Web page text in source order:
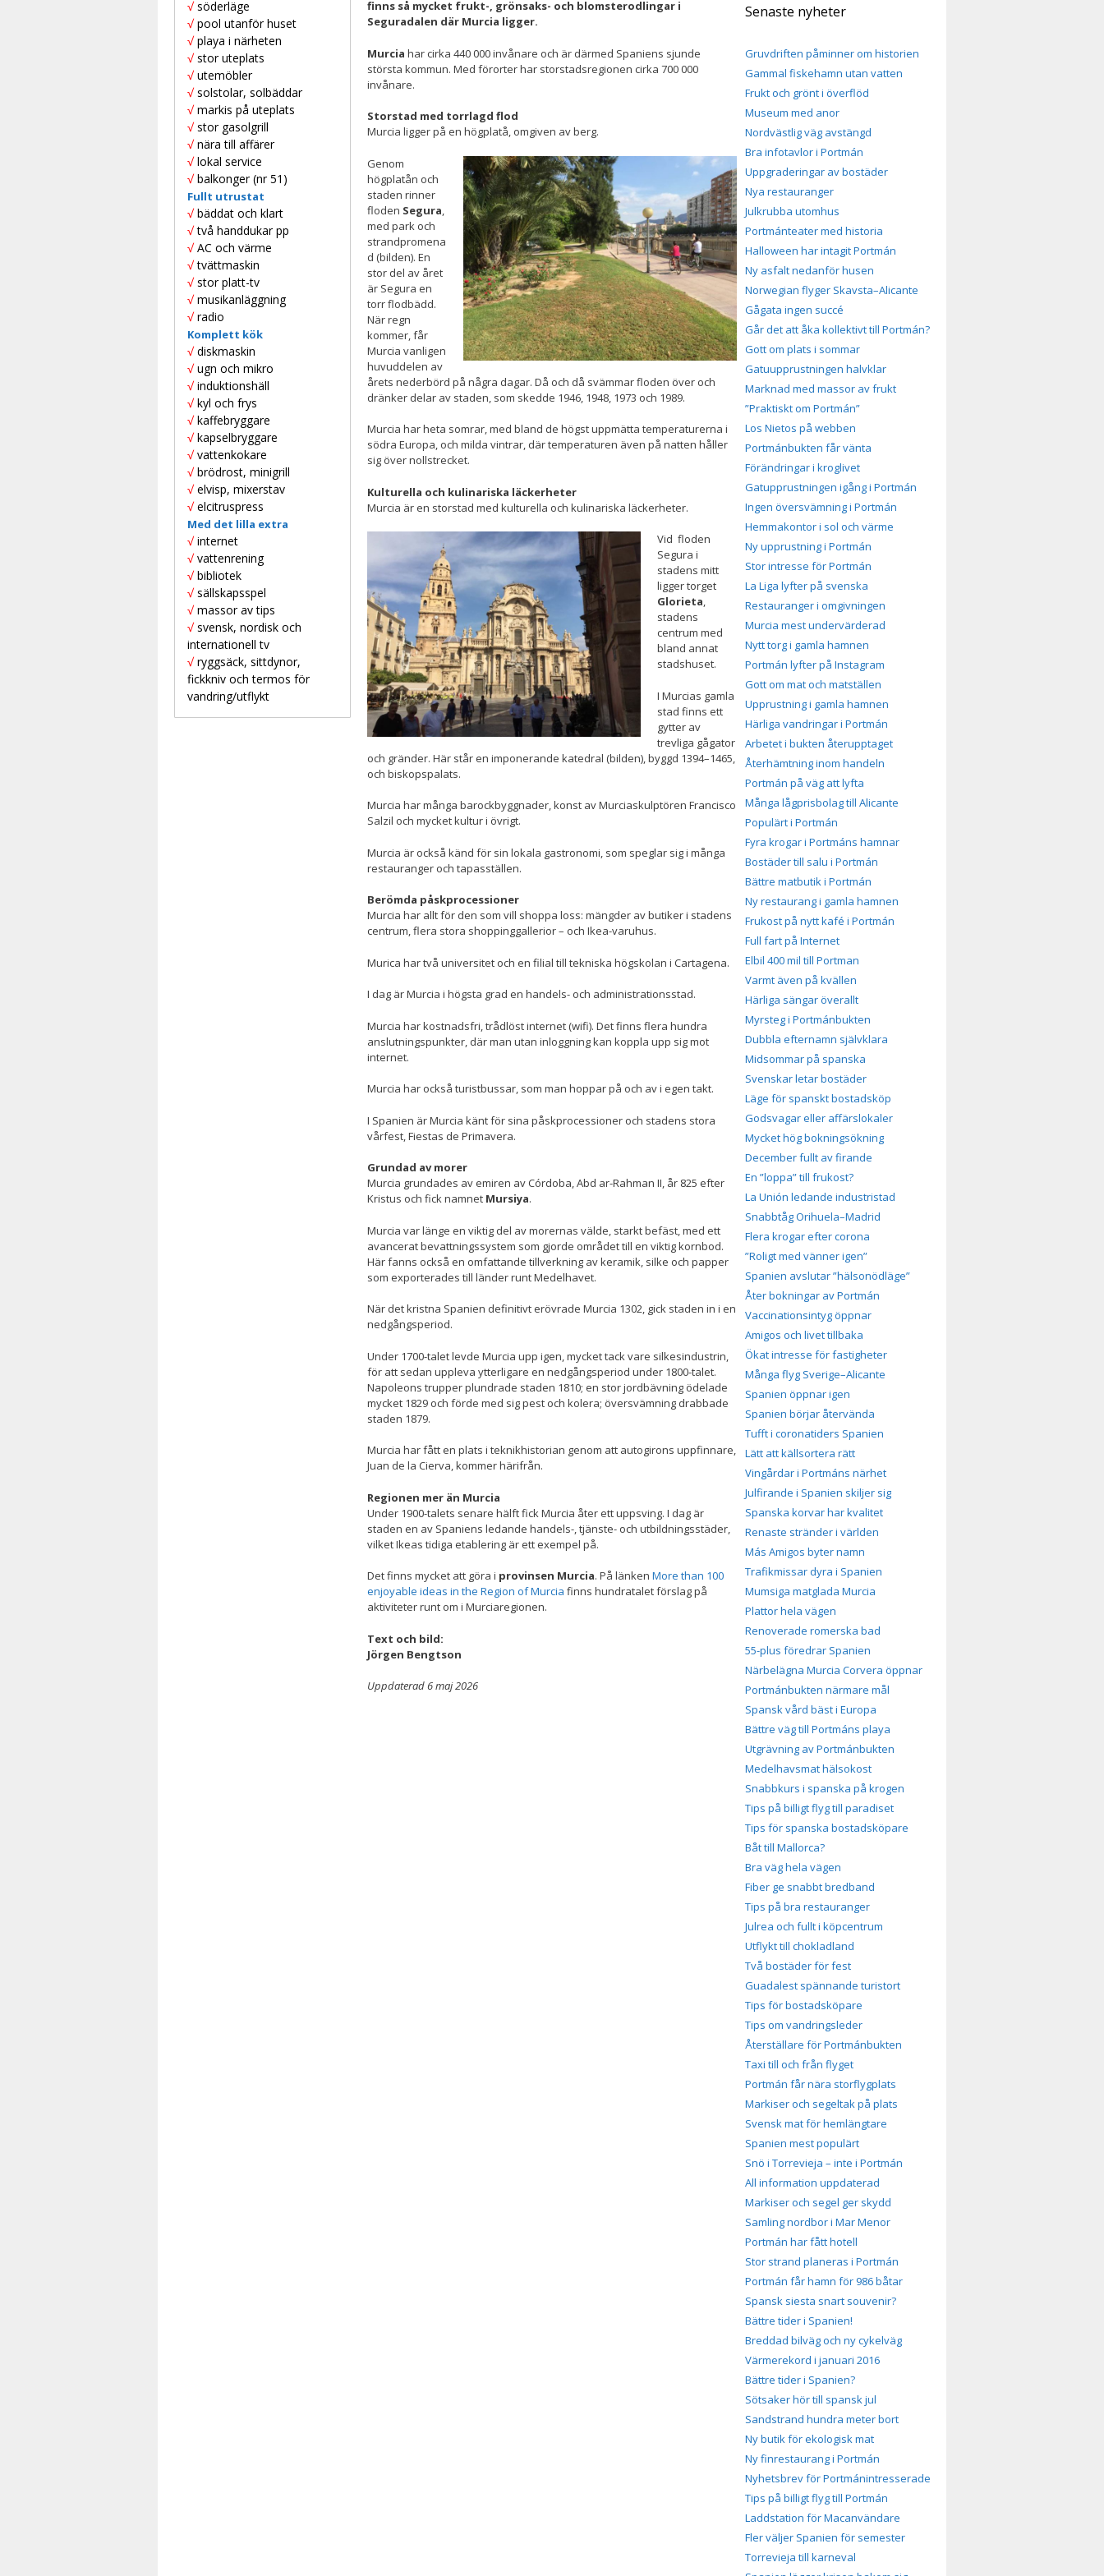
finns så mycket frukt-, grönsaks- och blomsterodlingar i
Seguradalen där Murcia ligger.
Murcia har cirka 440 000 invånare och är därmed Spaniens sjunde
största kommun. Med förorter har storstadsregionen cirka 700 000
invånare.
Storstad med torrlagd flod
Murcia ligger på en högplatå, omgiven av berg.
Genom
högplatån och
staden rinner
floden Segura,
med park och
strandpromena
d (bilden). En
stor del av året
är Segura en
torr flodbädd.
När regn
kommer, får
Murcia vanligen
huvuddelen av
årets nederbörd på några dagar. Då och då svämmar floden över och
dränker delar av staden, som skedde 1946, 1948, 1973 och 1989.
Murcia har heta somrar, med bland de högst uppmätta temperaturerna i
södra Europa, och milda vintrar, där temperaturen även på natten håller
sig över nollstrecket.
Kulturella och kulinariska läckerheter
Murcia är en storstad med kulturella och kulinariska läckerheter.
Vid floden
Segura i
stadens mitt
ligger torget
Glorieta,
stadens
centrum med
bland annat
stadshuset.
I Murcias gamla
stad finns ett
gytter av
trevliga gågator
och gränder. Här står en imponerande katedral (bilden), byggd 1394–1465,
och biskopspalats.
Murcia har många barockbyggnader, konst av Murciaskulptören Francisco
Salzil och mycket kultur i övrigt.
Murcia är också känd för sin lokala gastronomi, som speglar sig i många
restauranger och tapasställen.
Berömda påskprocessioner
Murcia har allt för den som vill shoppa loss: mängder av butiker i stadens
centrum, flera stora shoppinggallerior – och Ikea-varuhus.
Murica har två universitet och en filial till tekniska högskolan i Cartagena.
I dag är Murcia i högsta grad en handels- och administrationsstad.
Murcia har kostnadsfri, trådlöst internet (wifi). Det finns flera hundra
anslutningspunkter, där man utan inloggning kan koppla upp sig mot
internet.
Murcia har också turistbussar, som man hoppar på och av i egen takt.
I Spanien är Murcia känt för sina påskprocessioner och stadens stora
vårfest, Fiestas de Primavera.
Grundad av morer
Murcia grundades av emiren av Córdoba, Abd ar-Rahman II, år 825 efter
Kristus och fick namnet Mursiya.
Murcia var länge en viktig del av morernas välde, starkt befäst, med ett
avancerat bevattningssystem som gjorde området till en viktig kornbod.
Här fanns också en omfattande tillverkning av keramik, silke och papper
som exporterades till länder runt Medelhavet.
När det kristna Spanien definitivt erövrade Murcia 1302, gick staden in i en
nedgångsperiod.
Under 1700-talet levde Murcia upp igen, mycket tack vare silkesindustrin,
för att sedan uppleva ytterligare en nedgångsperiod under 1800-talet.
Napoleons trupper plundrade staden 1810; en stor jordbävning ödelade
mycket 1829 och förde med sig pest och kolera; översvämning drabbade
staden 1879.
Murcia har fått en plats i teknikhistorian genom att autogirons uppfinnare,
Juan de la Cierva, kommer härifrån.
Regionen mer än Murcia
Under 1900-talets senare hälft fick Murcia åter ett uppsving. I dag är
staden en av Spaniens ledande handels-, tjänste- och utbildningsstäder,
vilket Ikeas tidiga etablering är ett exempel på.
Det finns mycket att göra i provinsen Murcia. På länken More than 100
enjoyable ideas in the Region of Murcia finns hundratalet förslag på
aktiviteter runt om i Murciaregionen.
Text och bild:
Jörgen Bengtson
Uppdaterad 6 maj 2026
√ söderläge
√ pool utanför huset
√ playa i närheten
√ stor uteplats
√ utemöbler
√ solstolar, solbäddar
√ markis på uteplats
√ stor gasolgrill
√ nära till affärer
√ lokal service
√ balkonger (nr 51)
Fullt utrustat
√ bäddat och klart
√två handdukar pp
√ AC och värme
√tvättmaskin
√ stor platt-tv
√ musikanläggning
√ radio
Komplett kök
√ diskmaskin
√ ugn och mikro
√ induktionshäll
√ kyl och frys
√ kaffebryggare
√ kapselbryggare
√ vattenkokare
√ brödrost, minigrill
√ elvisp, mixerstav
√ elcitruspress
Med det lilla extra
√ internet
√ vattenrening
√ bibliotek
√ sällskapsspel
√ massor av tips
√ svensk, nordisk och
internationell tv
√ ryggsäck, sittdynor,
fickkniv och termos för
vandring/utflykt
Senaste nyheter
Gruvdriften påminner om historien
Gammal fiskehamn utan vatten
Frukt och grönt i överflöd
Museum med anor
Nordvästlig väg avstängd
Bra infotavlor i Portmán
Uppgraderingar av bostäder
Nya restauranger
Julkrubba utomhus
Portmánteater med historia
Halloween har intagit Portmán
Ny asfalt nedanför husen
Norwegian flyger Skavsta–Alicante
Gågata ingen succé
Går det att åka kollektivt till Portmán?
Gott om plats i sommar
Gatuupprustningen halvklar
Marknad med massor av frukt
”Praktiskt om Portmán”
Los Nietos på webben
Portmánbukten får vänta
Förändringar i kroglivet
Gatupprustningen igång i Portmán
Ingen översvämning i Portmán
Hemmakontor i sol och värme
Ny upprustning i Portmán
Stor intresse för Portmán
La Liga lyfter på svenska
Restauranger i omgivningen
Murcia mest undervärderad
Nytt torg i gamla hamnen
Portmán lyfter på Instagram
Gott om mat och matställen
Upprustning i gamla hamnen
Härliga vandringar i Portmán
Arbetet i bukten återupptaget
Återhämtning inom handeln
Portmán på väg att lyfta
Många lågprisbolag till Alicante
Populärt i Portmán
Fyra krogar i Portmáns hamnar
Bostäder till salu i Portmán
Bättre matbutik i Portmán
Ny restaurang i gamla hamnen
Frukost på nytt kafé i Portmán
Full fart på Internet
Elbil 400 mil till Portman
Varmt även på kvällen
Härliga sängar överallt
Myrsteg i Portmánbukten
Dubbla efternamn självklara
Midsommar på spanska
Svenskar letar bostäder
Läge för spanskt bostadsköp
Godsvagar eller affärslokaler
Mycket hög bokningsökning
December fullt av firande
En ”loppa” till frukost?
La Unión ledande industristad
Snabbtåg Orihuela–Madrid
Flera krogar efter corona
”Roligt med vänner igen”
Spanien avslutar ”hälsonödläge”
Åter bokningar av Portmán
Vaccinationsintyg öppnar
Amigos och livet tillbaka
Ökat intresse för fastigheter
Många flyg Sverige–Alicante
Spanien öppnar igen
Spanien börjar återvända
Tufft i coronatiders Spanien
Lätt att källsortera rätt
Vingårdar i Portmáns närhet
Julfirande i Spanien skiljer sig
Spanska korvar har kvalitet
Renaste stränder i världen
Más Amigos byter namn
Trafikmissar dyra i Spanien
Mumsiga matglada Murcia
Plattor hela vägen
Renoverade romerska bad
55-plus föredrar Spanien
Närbelägna Murcia Corvera öppnar
Portmánbukten närmare mål
Spansk vård bäst i Europa
Bättre väg till Portmáns playa
Utgrävning av Portmánbukten
Medelhavsmat hälsokost
Snabbkurs i spanska på krogen
Tips på billigt flyg till paradiset
Tips för spanska bostadsköpare
Båt till Mallorca?
Bra väg hela vägen
Fiber ge snabbt bredband
Tips på bra restauranger
Julrea och fullt i köpcentrum
Utflykt till chokladland
Två bostäder för fest
Guadalest spännande turistort
Tips för bostadsköpare
Tips om vandringsleder
Återställare för Portmánbukten
Taxi till och från flyget
Portmán får nära storflygplats
Markiser och segeltak på plats
Svensk mat för hemlängtare
Spanien mest populärt
Snö i Torrevieja – inte i Portmán
All information uppdaterad
Markiser och segel ger skydd
Samling nordbor i Mar Menor
Portmán har fått hotell
Stor strand planeras i Portmán
Portmán får hamn för 986 båtar
Spansk siesta snart souvenir?
Bättre tider i Spanien!
Breddad bilväg och ny cykelväg
Värmerekord i januari 2016
Bättre tider i Spanien?
Sötsaker hör till spansk jul
Sandstrand hundra meter bort
Ny butik för ekologisk mat
Ny finrestaurang i Portmán
Nyhetsbrev för Portmánintresserade
Tips på billigt flyg till Portmán
Laddstation för Macanvändare
Fler väljer Spanien för semester
Torrevieja till karneval
går inte att
välja bort. De
taget ska
Statistik
För att vi ska
kunna
förbättra
hemsidans
funktionalitet
och
uppbyggnad,
baserat på
hur
hemsidan
används.
För att vår
hemsida ska
under ditt
du nekar de
här kakorna
kommer viss
funktionalitet
att försvinna
från
hemsidan.
Marknadsföring
Genom att dela
med dig av dina
intressen och ditt
beteende när du
surfar ökar du
chansen att få se
och erbjudanden.